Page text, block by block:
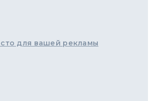
для вашей рекламы